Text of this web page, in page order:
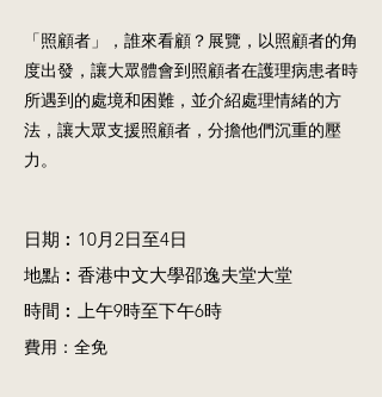
「照顧者」，誰來看顧？展覽，以照顧者的角
度出發，讓大眾體會到照顧者在護理病患者時
所遇到的處境和困難，並介紹處理情緒的方
法，讓大眾支援照顧者，分擔他們沉重的壓
力。
日期︰10月2日至4日
地點︰香港中文大學邵逸夫堂大堂
時間︰上午9時至下午6時
費用：全免